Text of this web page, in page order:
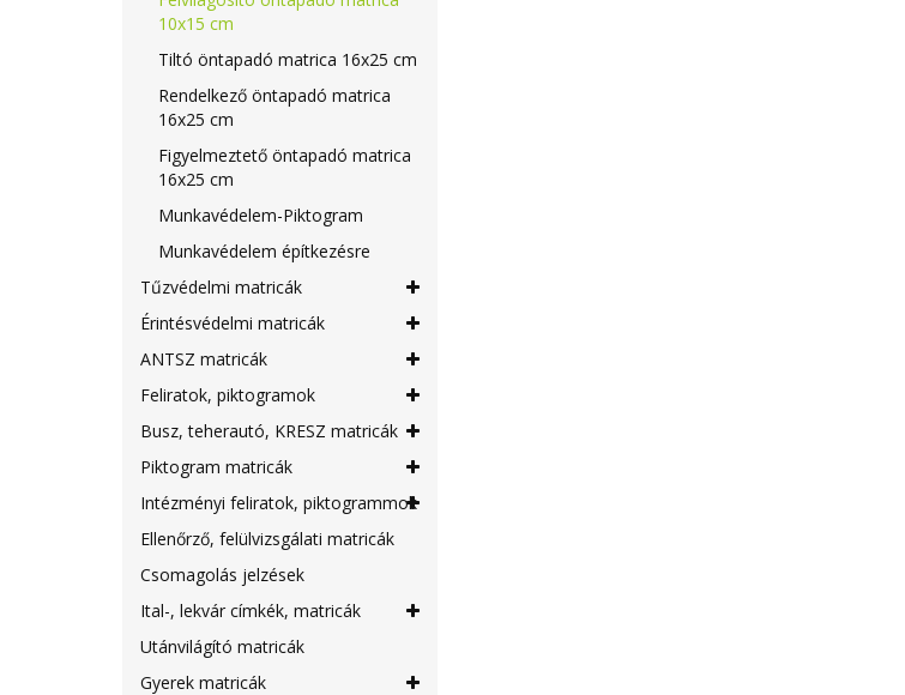
10x15 cm
Tiltó öntapadó matrica 16x25 cm
Rendelkező öntapadó matrica
16x25 cm
Figyelmeztető öntapadó matrica
16x25 cm
Munkavédelem-Piktogram
Munkavédelem építkezésre
Tűzvédelmi matricák
Érintésvédelmi matricák
ANTSZ matricák
Feliratok, piktogramok
Busz, teherautó, KRESZ matricák
Piktogram matricák
Intézményi feliratok, piktogrammok
Ellenőrző, felülvizsgálati matricák
Csomagolás jelzések
Ital-, lekvár címkék, matricák
Utánvilágító matricák
Gyerek matricák